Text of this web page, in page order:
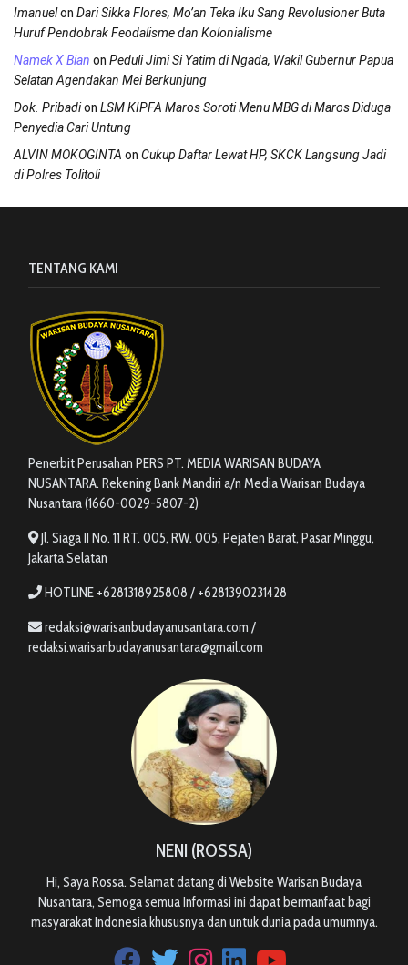
Imanuelon Dari Sikka Flores, Mo’an Teka Iku Sang Revolusioner Buta
Huruf Pendobrak Feodalisme dan Kolonialisme
Namek X Bian on Peduli Jimi Si Yatim di Ngada, Wakil Gubernur Papua
Selatan Agendakan Mei Berkunjung
Dok. Pribadion LSM KIPFA Maros Soroti Menu MBG di Maros Diduga
Penyedia Cari Untung
ALVIN MOKOGINTA on Cukup Daftar Lewat HP, SKCK Langsung Jadi
di Polres Tolitoli
TENTANG KAMI
Penerbit Perusahan PERS PT. MEDIA WARISAN BUDAYA
NUSANTARA. Rekening Bank Mandiri a/n Media Warisan Budaya
Nusantara (1660-0029-5807-2)
Jl. Siaga II No. 11 RT. 005, RW. 005, Pejaten Barat, Pasar Minggu,
Jakarta Selatan
HOTLINE +6281318925808 / +6281390231428
redaksi@warisanbudayanusantara.com /
redaksi.warisanbudayanusantara@gmail.com
NENI (ROSSA)
Hi, Saya Rossa. Selamat datang di Website Warisan Budaya
Nusantara, Semoga semua Informasi ini dapat bermanfaat bagi
masyarakat Indonesia khususnya dan untuk dunia pada umumnya.